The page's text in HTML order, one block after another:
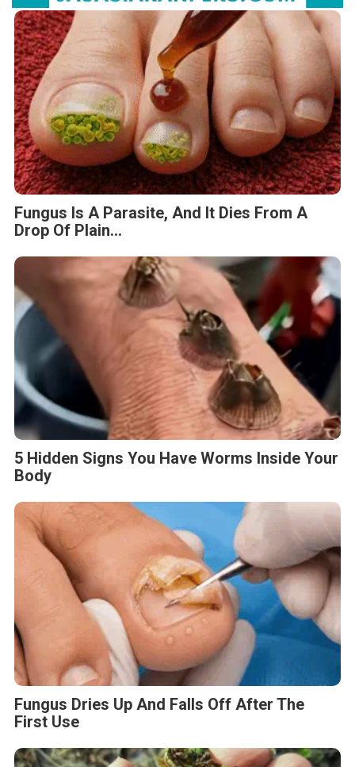
Fungus Is A Parasite, And It Dies From A
Drop Of Plain...
5 Hidden Signs You Have Worms Inside Your
Body
Fungus Dries Up And Falls Off After The
First Use